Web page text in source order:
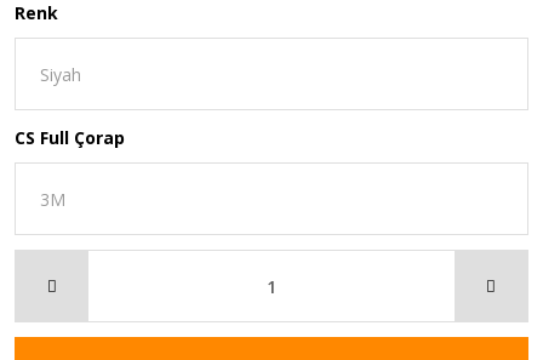
Renk
CS Full Çorap